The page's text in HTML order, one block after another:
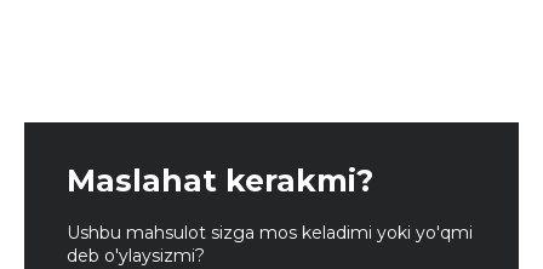
Maslahat kerakmi?
Ushbu mahsulot sizga mos keladimi yoki yo'qmi
deb o'ylaysizmi?